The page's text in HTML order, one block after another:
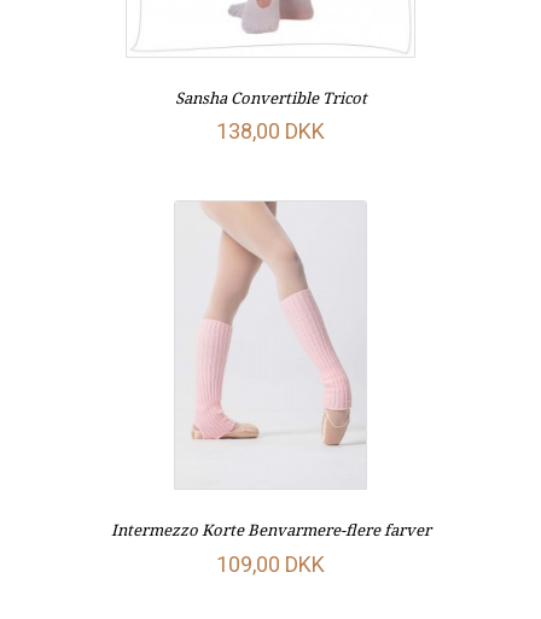
Sansha Convertible Tricot
138,00 DKK
Intermezzo Korte Benvarmere-flere farver
109,00 DKK